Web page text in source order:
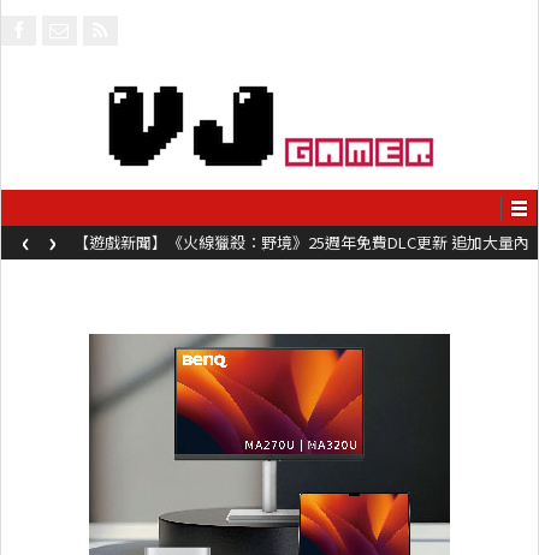
【遊戲新聞】《火線獵殺：野境》25週年免費DLC更新 追加大量內
容同時系舊作限時超平價折扣
‹ ›